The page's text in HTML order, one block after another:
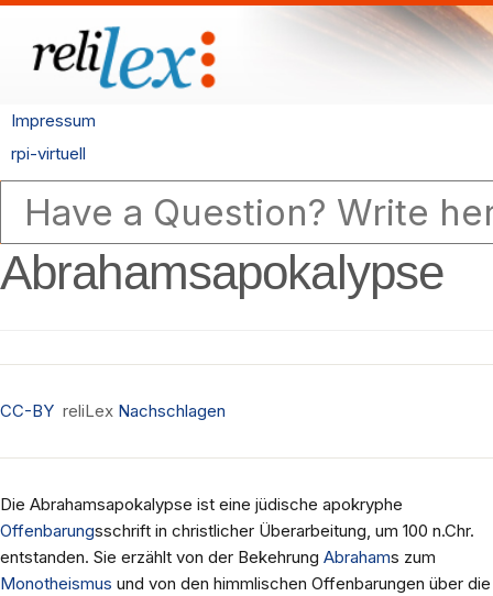
Impressum
rpi-virtuell
Abrahamsapokalypse
CC-BY reliLex Nachschlagen
Die Abrahamsapokalypse ist eine jüdische apokryphe
Offenbarungsschrift in christlicher Überarbeitung, um 100 n.Chr.
entstanden. Sie erzählt von der Bekehrung Abrahams zum
Monotheismus und von den himmlischen Offenbarungen über die